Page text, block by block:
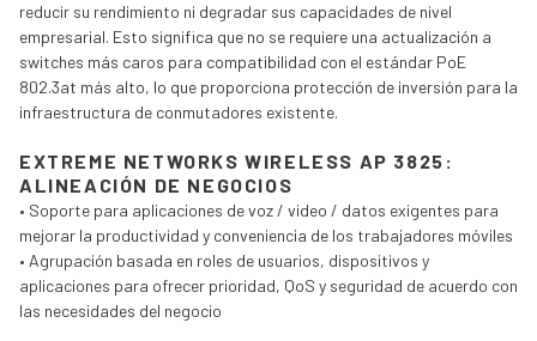
reducir su rendimiento ni degradar sus capacidades de nivel
empresarial. Esto significa que no se requiere una actualización a
switches más caros para compatibilidad con el estándar PoE
802.3at más alto, lo que proporciona protección de inversión para la
infraestructura de conmutadores existente.
EXTREME NETWORKS WIRELESS AP 3825:
ALINEACIÓN DE NEGOCIOS
• Soporte para aplicaciones de voz / video / datos exigentes para
mejorar la productividad y conveniencia de los trabajadores móviles
• Agrupación basada en roles de usuarios, dispositivos y
aplicaciones para ofrecer prioridad, QoS y seguridad de acuerdo con
las necesidades del negocio